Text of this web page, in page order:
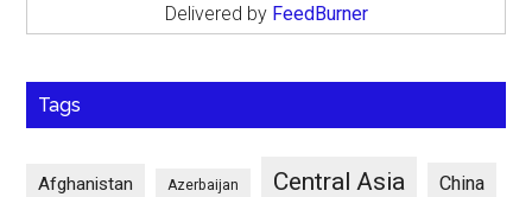
Delivered by FeedBurner
Tags
Afghanistan Azerbaijan Central Asia China